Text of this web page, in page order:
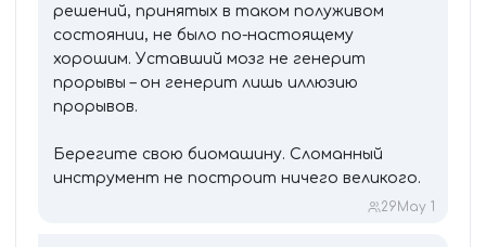
решений, принятых в таком полуживом
состоянии, не было по-настоящему
хорошим. Уставший мозг не генерит
прорывы – он генерит лишь иллюзию
прорывов.
Берегите свою биомашину. Сломанный
инструмент не построит ничего великого.
29 May 1